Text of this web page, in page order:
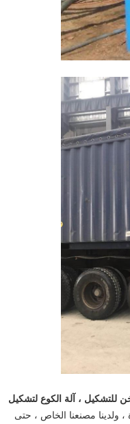
للتشكيل ، آلة الكوع لتشكيل
ولدينا مصنعنا الخاص ، حتى